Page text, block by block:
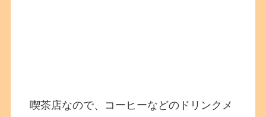
喫茶店なので、コーヒーなどのドリンクメ